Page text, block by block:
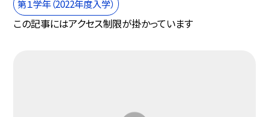
第１学年（2022年度入学）
この記事にはアクセス制限が掛かっています